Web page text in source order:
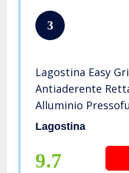
3
Lagostina Easy
Antiaderente
Alluminio
Rivestimento
a Versare, Facile
Lagostina
9.7